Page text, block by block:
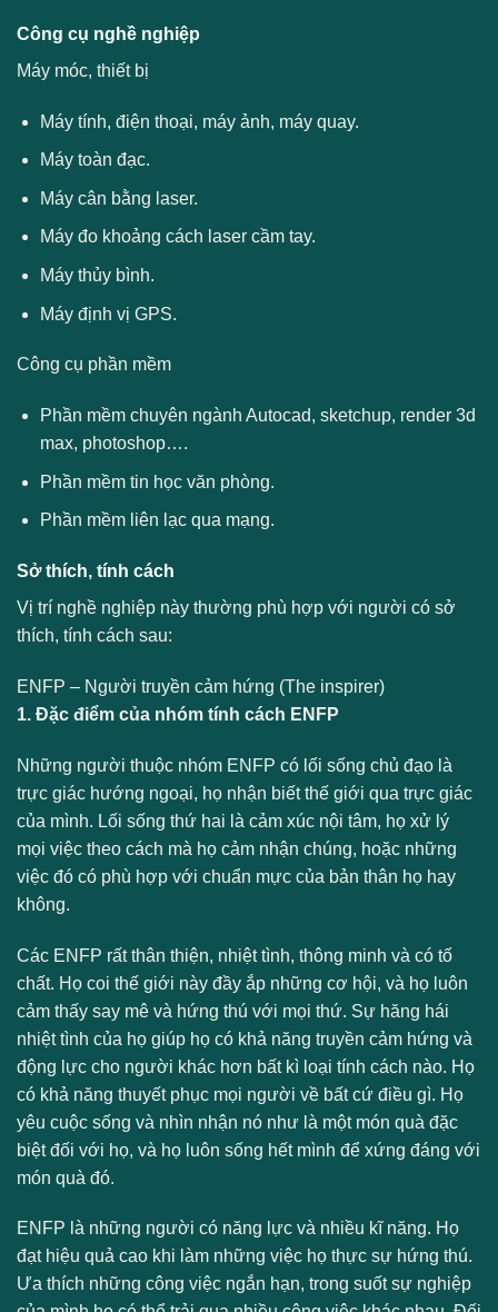
Công cụ nghề nghiệp
Máy móc, thiết bị
Máy tính, điện thoại, máy ảnh, máy quay.
Máy toàn đạc.
Máy cân bằng laser.
Máy đo khoảng cách laser cầm tay.
Máy thủy bình.
Máy định vị GPS.
Công cụ phần mềm
Phần mềm chuyên ngành Autocad, sketchup, render 3d
max, photoshop….
Phần mềm tin học văn phòng.
Phần mềm liên lạc qua mạng.
Sở thích, tính cách
Vị trí nghề nghiệp này thường phù hợp với người có sở
thích, tính cách sau:
ENFP – Người truyền cảm hứng (The inspirer)
1. Đặc điểm của nhóm tính cách ENFP
Những người thuộc nhóm ENFP có lối sống chủ đạo là
trực giác hướng ngoại, họ nhận biết thế giới qua trực giác
của mình. Lối sống thứ hai là cảm xúc nội tâm, họ xử lý
mọi việc theo cách mà họ cảm nhận chúng, hoặc những
việc đó có phù hợp với chuẩn mực của bản thân họ hay
không.
Các ENFP rất thân thiện, nhiệt tình, thông minh và có tố
chất. Họ coi thế giới này đầy ắp những cơ hội, và họ luôn
cảm thấy say mê và hứng thú với mọi thứ. Sự hăng hái
nhiệt tình của họ giúp họ có khả năng truyền cảm hứng và
động lực cho người khác hơn bất kì loại tính cách nào. Họ
có khả năng thuyết phục mọi người về bất cứ điều gì. Họ
yêu cuộc sống và nhìn nhận nó như là một món quà đặc
biệt đối với họ, và họ luôn sống hết mình để xứng đáng với
món quà đó.
ENFP là những người có năng lực và nhiều kĩ năng. Họ
đạt hiệu quả cao khi làm những việc họ thực sự hứng thú.
Ưa thích những công việc ngắn hạn, trong suốt sự nghiệp